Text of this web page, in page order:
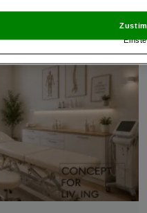
gegen die Verarbeitung auf der
Einstellungen“, die sich auf jeder Seite
unsere Partner
genauer Standortdaten.
auf Informationen auf einem Endgerät.
Performance von Inhalten,
Partner (Lieferanten)